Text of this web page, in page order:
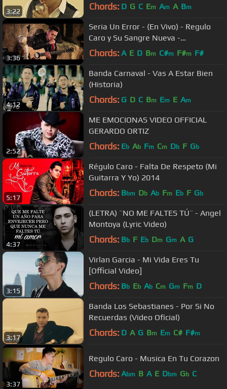
3:22 Chords: D G C Em Am A Bm
3:36
Seria Un Error - (En Vivo) - Regulo
Caro y Su Sangre Nueva -
#DELMusicRoom - DEL Records 2017
Chords: A E D Bm C#m F#m F#
4:12
Banda Carnaval - Vas A Estar Bien
(Historia)
Chords: G D C Bm Em E Am
2:52
ME EMOCIONAS VIDEO OFFICIAL
GERARDO ORTIZ
Chords: Eb Ab Fm Cm Db F Gb
5:17
Régulo Caro - Falta De Respeto (Mi
Guitarra Y Yo) 2014
Chords: Bbm Db Ab Fm Eb F Gb
4:37
(LETRA) ¨NO ME FALTES TÚ¨ - Angel
Montoya (Lyric Video)
Chords: Bb F Eb Dm Gm A G
3:15
Virlan Garcia - Mi Vida Eres Tu
[Official Video]
Chords: Bb Eb Ab Cm Gm Fm D
3:17
Banda Los Sebastianes - Por Si No
Recuerdas (Video Oficial)
Chords: D A G Bm Em C# F#m
3:37
Regulo Caro - Musica En Tu Corazon
Chords: Abm B A E Dbm Gb C